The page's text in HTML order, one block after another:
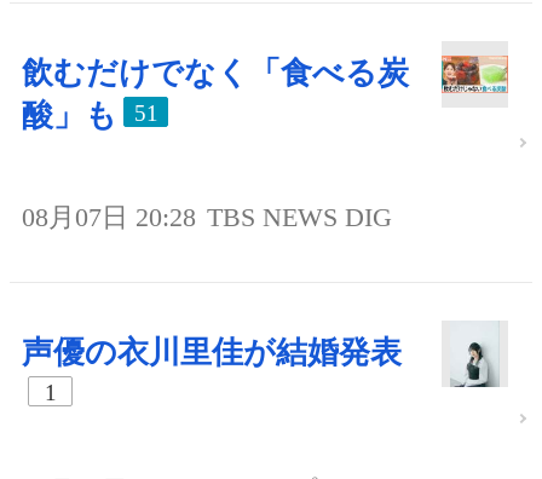
飲むだけでなく「食べる炭
酸」も
51
08月07日 20:28 TBS NEWS DIG
声優の衣川里佳が結婚発表
1